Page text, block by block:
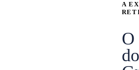
A
O